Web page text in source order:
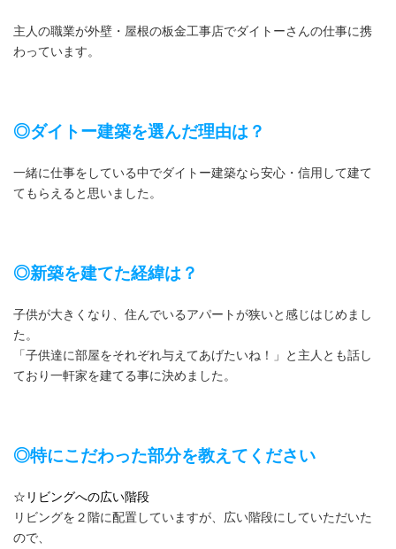
主人の職業が外壁・屋根の板金工事店でダイトーさんの仕事に携
わっています。
◎ダイトー建築を選んだ理由は？
一緒に仕事をしている中でダイトー建築なら安心・信用して建て
てもらえると思いました。
◎新築を建てた経緯は？
子供が大きくなり、住んでいるアパートが狭いと感じはじめまし
た。
「子供達に部屋をそれぞれ与えてあげたいね！」と主人とも話し
ており一軒家を建てる事に決めました。
◎特にこだわった部分を教えてください
☆リビングへの広い階段
リビングを２階に配置していますが、広い階段にしていただいた
ので、